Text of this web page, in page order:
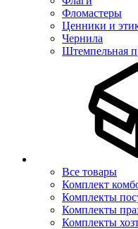
Фломастеры
Ценники и
Чернила
Штемпельная
Все товары
Комплект
Комплекты
Комплекты
Комплекты